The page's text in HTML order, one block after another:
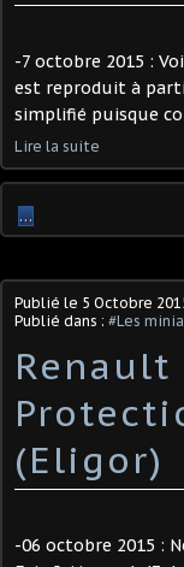
-7 octobre 2015 :
est reproduit à
simplifié puisque
Lire la suite
…
Publié le 5 Octobre
Publié dans : #Les
(Eligor)
-06 octobre 2015 :